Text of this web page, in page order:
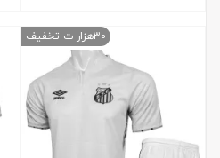
30هزار ت تخفیف